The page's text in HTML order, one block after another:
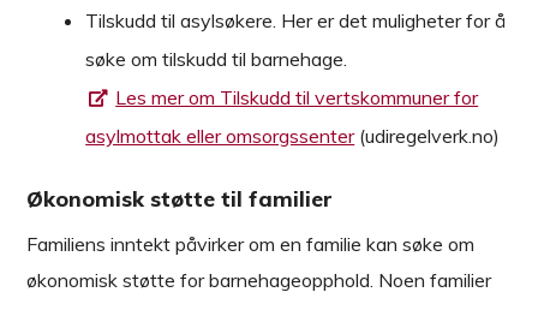
Tilskudd til asylsøkere. Her er det muligheter for å
søke om tilskudd til barnehage.
Les mer om Tilskudd til vertskommuner for
asylmottak eller omsorgssenter(udiregelverk.no)
Økonomisk støtte til familier
Familiens inntekt påvirker om en familie kan søke om
økonomisk støtte for barnehageopphold. Noen familier